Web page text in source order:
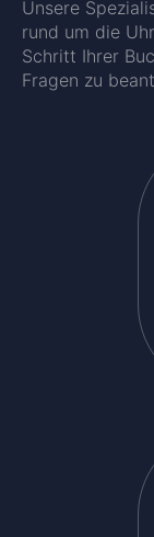
Unsere
rund um die
Schritt Ihrer
Fragen zu